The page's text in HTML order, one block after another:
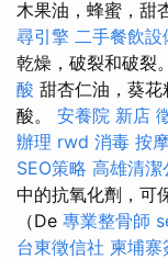
木果油，蜂蜜，甜
尋引擎 二手餐飲設
乾燥，破裂和破裂。
酸 甜杏仁油，葵
酸。 安養院 新店
辦理 rwd 消毒 按
SEO策略 高雄清潔
中的抗氧化劑，可
（De 專業整骨師
台東徵信社 柬埔寨